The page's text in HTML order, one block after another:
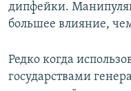
дипфейки.
большее влияние,
Редко когда
государствами